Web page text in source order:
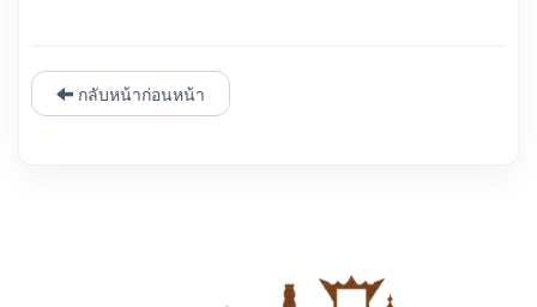
กลับหน้าก่อนหน้า